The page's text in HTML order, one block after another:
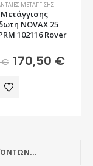
ΜΕΤΆΓΓΙΣΗΣ
NOVAX 25
102116 Rover
€ Original
price
198,00 €.
170,50 €Η